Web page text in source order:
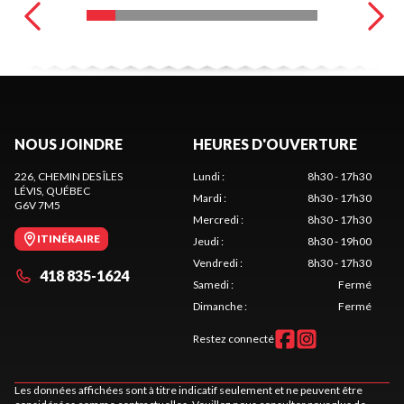
NOUS JOINDRE
226, CHEMIN DES ÎLES
LÉVIS, QUÉBEC
G6V 7M5
ITINÉRAIRE
418 835-1624
HEURES D'OUVERTURE
Lundi:
8h30 - 17h30
Mardi:
8h30 - 17h30
Mercredi:
8h30 - 17h30
Jeudi:
8h30 - 19h00
Vendredi:
8h30 - 17h30
Samedi:
Fermé
Dimanche: Fermé
Restez connecté
Les données affichées sont à titre indicatif seulement et ne peuvent être